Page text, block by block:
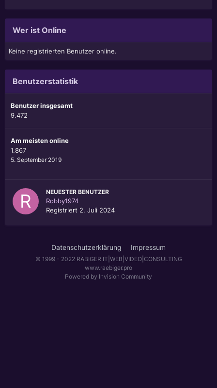
Wer ist Online
Keine registrierten Benutzer online.
Benutzerstatistik
Benutzer insgesamt
9.472
Am meisten online
1.867
5. September 2019
NEUESTER BENUTZER
Robby1974
Registriert 2. Juli 2024
Datenschutzerklärung Impressum
© 1999 - 2022 RÄBIGER IT|WEB|VIDEO|CONSULTING
www.raebiger.pro
Powered by Invision Community